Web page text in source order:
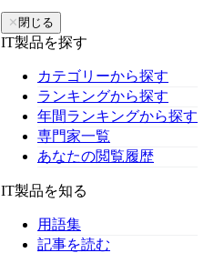
✕ 閉じる
IT製品を探す
カテゴリーから探す
ランキングから探す
年間ランキングから探す
専門家一覧
あなたの閲覧履歴
IT製品を知る
用語集
記事を読む